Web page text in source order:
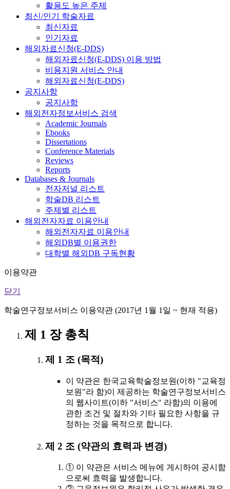
활용도 높은 주제
최신/인기 학술자료
최신자료
인기자료
해외자료신청(E-DDS)
해외자료신청(E-DDS) 이용 방법
비용지원 서비스 안내
해외자료신청(E-DDS)
공지사항
공지사항
해외전자정보서비스 검색
Academic Journals
Ebooks
Dissertations
Conference Materials
Reviews
Reports
Databases & Journals
전자저널 리스트
학술DB 리스트
주제별 리스트
해외전자자료 이용안내
해외전자자료 이용안내
해외DB별 이용권한
대학별 해외DB 구독현황
이용약관
닫기
학술연구정보서비스 이용약관 (2017년 1월 1일 ~ 현재 적용)
제 1 장 총칙
제 1 조 (목적)
이 약관은 한국교육학술정보원(이하 "교육정
보원"라 함)이 제공하는 학술연구정보서비스
의 웹사이트(이하 "서비스" 라함)의 이용에
관한 조건 및 절차와 기타 필요한 사항을 규
정하는 것을 목적으로 합니다.
제 2 조 (약관의 효력과 변경)
① 이 약관은 서비스 메뉴에 게시하여 공시함
으로써 효력을 발생합니다.